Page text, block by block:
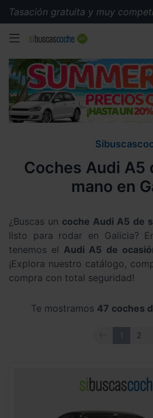
gratuita y muy competitiva al
MENÚ
Coches Audi A5
mano en
¿Buscas un coche Audi A5 de
listo para rodar en Galicia?
tenemos el Audi A5 de
¡Explora nuestro catálogo,
compra con total seguridad!
Te mostramos 47 coches
ANTERIOR
2